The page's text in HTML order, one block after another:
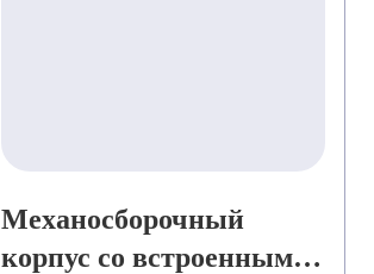
Механосборочный
корпус со встроенным